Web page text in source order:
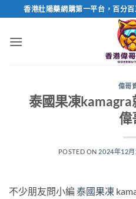
to
content
香港壯陽藥網購第一平台，百分
偉哥
泰國果凍
偉
POSTED ON 2024年12月
不少朋友問小編 泰國果凍